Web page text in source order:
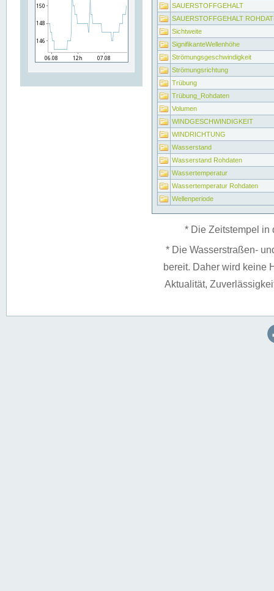
SAUERSTOFFGEHALT
SAUERSTOFFGEHALT
Sichtweite
SignifikanteWellenhöhe
Strömungsgeschwindigkeit
Strömungsrichtung
Trübung
Trübung_Rohdaten
Volumen
WINDGESCHWINDIGKEIT
WINDRICHTUNG
Wasserstand
Wasserstand Rohdaten
Wassertemperatur
Wassertemperatur Rohdaten
Wellenperiode
* Die Zeitstempel in
* Die Wasserstraßen-
bereit. Daher wird keine
Aktualität,